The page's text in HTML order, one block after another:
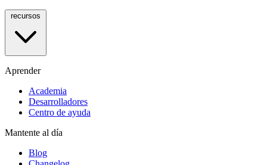
Aprender
Academia
Desarrolladores
Centro de ayuda
Mantente al día
Blog